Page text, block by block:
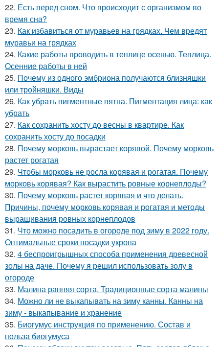
22. Есть перед сном. Что происходит с организмом во
время сна?
23. Как избавиться от муравьев на грядках. Чем вредят
муравьи на грядках
24. Какие работы проводить в теплице осенью. Теплица.
Осенние работы в ней
25. Почему из одного эмбриона получаются близняшки
или тройняшки. Виды
26. Как убрать пигментные пятна. Пигментация лица: как
убрать
27. Как сохранить хосту до весны в квартире. Как
сохранить хосту до посадки
28. Почему морковь вырастает корявой. Почему морковь
растет рогатая
29. Чтобы морковь не росла корявая и рогатая. Почему
морковь корявая? Как вырастить ровные корнеплоды?
30. Почему морковь растет корявая и что делать.
Причины, почему морковь корявая и рогатая и методы
выращивания ровных корнеплодов
31. Что можно посадить в огороде под зиму в 2022 году.
Оптимальные сроки посадки укропа
32. 4 беспроигрышных способа применения древесной
золы на даче. Почему я решил использовать золу в
огороде
33. Малина ранняя сорта. Традиционные сорта малины
34. Можно ли не выкапывать на зиму канны. Канны на
зиму - выкапывание и хранение
35. Биогумус инструкция по применению. Состав и
польза биогумуса